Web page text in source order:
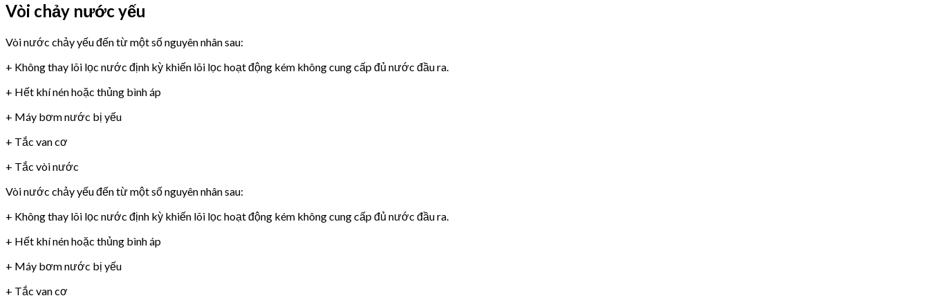
Vòi chảy nước yếu
Vòi nước chảy yếu đến từ một số nguyên nhân sau:
+ Không thay lõi lọc nước định kỳ khiến lõi lọc hoạt động kém không cung cấp đủ nước đầu ra.
+ Hết khí nén hoặc thủng bình áp
+ Máy bơm nước bị yếu
+ Tắc van cơ
+ Tắc vòi nước
Vòi nước chảy yếu đến từ một số nguyên nhân sau:
+ Không thay lõi lọc nước định kỳ khiến lõi lọc hoạt động kém không cung cấp đủ nước đầu ra.
+ Hết khí nén hoặc thủng bình áp
+ Máy bơm nước bị yếu
+ Tắc van cơ